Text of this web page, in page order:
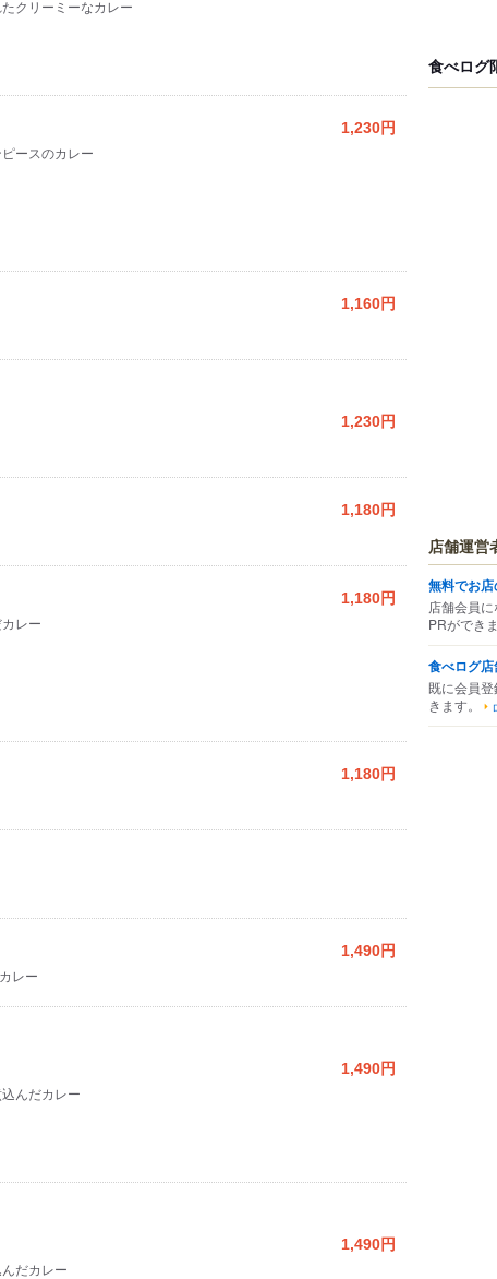
クリーミーなカレー
1,230円
ースのカレー
1,160円
1,230円
1,180円
1,180円
レー
1,180円
1,490円
レー
1,490円
んだカレー
1,490円
だカレー
食べログ
店舗運営
無料でお店
店舗会員
PRができま
食べログ
既に会員
きます。